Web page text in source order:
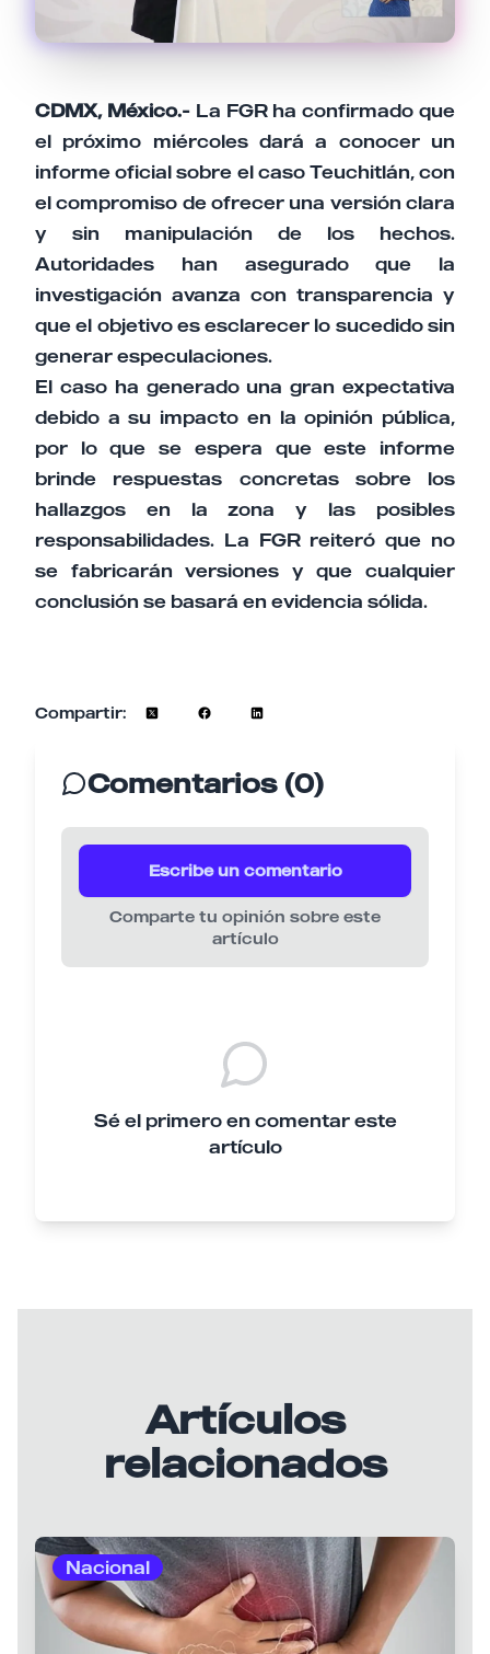
CDMX, México.- La FGR ha confirmado que
el próximo miércoles dará a conocer un
informe oficial sobre el caso Teuchitlán, con
el compromiso de ofrecer una versión clara
y sin manipulación de los hechos.
Autoridades han asegurado que la
investigación avanza con transparencia y
que el objetivo es esclarecer lo sucedido sin
generar especulaciones.
El caso ha generado una gran expectativa
debido a su impacto en la opinión pública,
por lo que se espera que este informe
brinde respuestas concretas sobre los
hallazgos en la zona y las posibles
responsabilidades. La FGR reiteró que no
se fabricarán versiones y que cualquier
conclusión se basará en evidencia sólida.
Compartir:
Comentarios (0)
Escribe un comentario
Comparte tu opinión sobre este
artículo
Sé el primero en comentar este
artículo
Artículos
relacionados
Nacional